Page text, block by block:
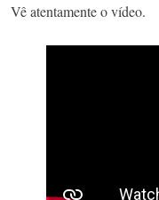
Vê atentamente o vídeo.